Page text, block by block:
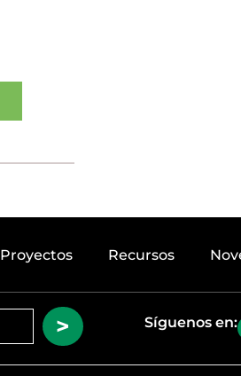
Proyectos Recursos
> Síguenos en: